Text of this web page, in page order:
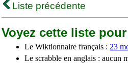
Liste précédente
Voyez cette liste
Le Wiktionnaire français : 23
Le scrabble en anglais : aucun